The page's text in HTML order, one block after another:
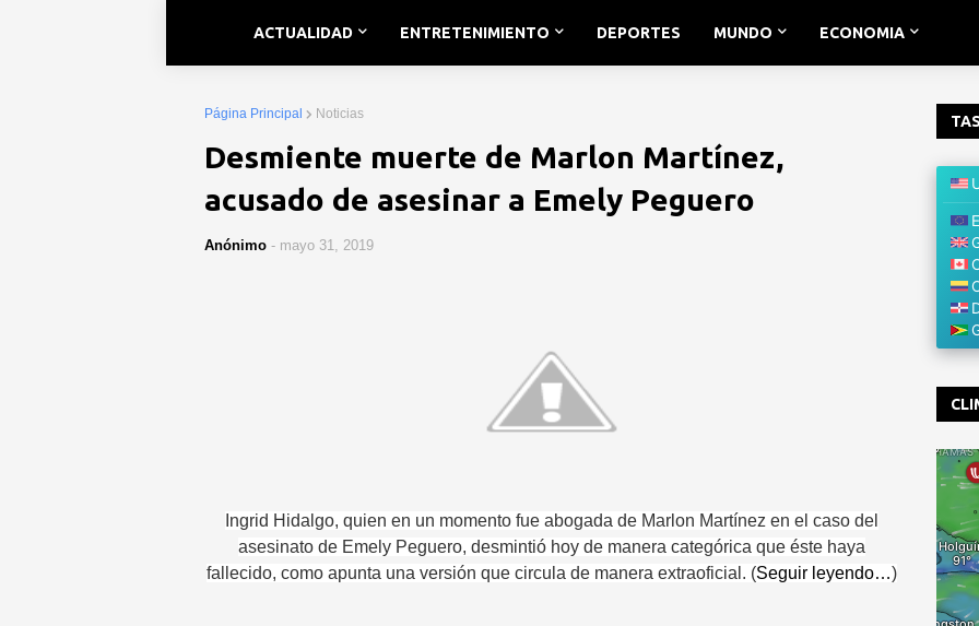
ACTUALIDAD ENTRETENIMIENTO DEPORTES MUNDO ECONOMIA
Página Principal Noticias
Desmiente muerte de Marlon Martínez,
acusado de asesinar a Emely Peguero
Anónimo - mayo 31, 2019
Ingrid Hidalgo, quien en un momento fue abogada de Marlon Martínez en el caso del
asesinato de Emely Peguero, desmintió hoy de manera categórica que éste haya
fallecido, como apunta una versión que circula de manera extraoficial. (Seguir leyendo…)